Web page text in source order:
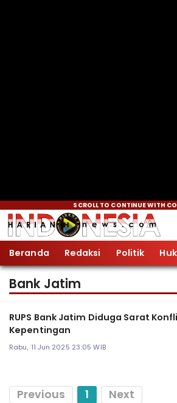
SCROLL TO CONTINUE WITH
Beranda Redaksi Politik
Bank Jatim
RUPS Bank Jatim Diduga Sarat
Kepentingan
Rabu, 11 Jun 2025 23:05 WIB
Previous 1 Next